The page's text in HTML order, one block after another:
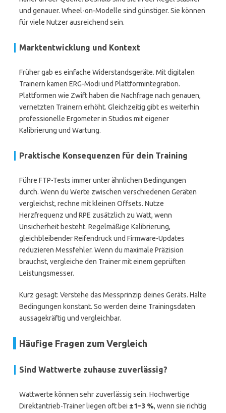
und genauer. Wheel-on-Modelle sind günstiger. Sie können
für viele Nutzer ausreichend sein.
Marktentwicklung und Kontext
Früher gab es einfache Widerstandsgeräte. Mit digitalen
Trainern kamen ERG-Modi und Plattformintegration.
Plattformen wie Zwift haben die Nachfrage nach genauen,
vernetzten Trainern erhöht. Gleichzeitig gibt es weiterhin
professionelle Ergometer in Studios mit eigener
Kalibrierung und Wartung.
Praktische Konsequenzen für dein Training
Führe FTP-Tests immer unter ähnlichen Bedingungen
durch. Wenn du Werte zwischen verschiedenen Geräten
vergleichst, rechne mit kleinen Offsets. Nutze
Herzfrequenz und RPE zusätzlich zu Watt, wenn
Unsicherheit besteht. Regelmäßige Kalibrierung,
gleichbleibender Reifendruck und Firmware-Updates
reduzieren Messfehler. Wenn du maximale Präzision
brauchst, vergleiche den Trainer mit einem geprüften
Leistungsmesser.
Kurz gesagt: Verstehe das Messprinzip deines Geräts. Halte
Bedingungen konstant. So werden deine Trainingsdaten
aussagekräftig und vergleichbar.
Häufige Fragen zum Vergleich
Sind Wattwerte zuhause zuverlässig?
Wattwerte können sehr zuverlässig sein. Hochwertige
Direktantrieb-Trainer liegen oft bei ±1–3 %, wenn sie richtig